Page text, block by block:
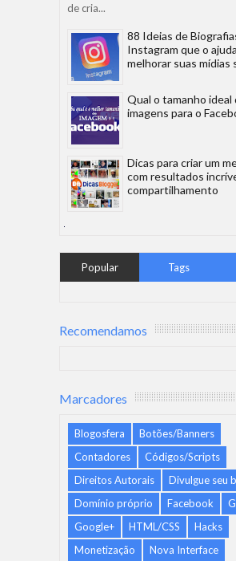
de cria...
88 Ideias de
Instagram que o
melhorar suas mídias
Qual o tamanho ideal
imagens para o
Dicas para criar um
com resultados
compartilhamento
Popular Tags
Recomendamos
Marcadores
Blogosfera
Botões/Banners
Contadores
Códigos/Scripts
Direitos Autorais
Divulgue seu
Domínio próprio
Facebook
Google+
HTML/CSS
Hacks
Monetização
Nova Interface